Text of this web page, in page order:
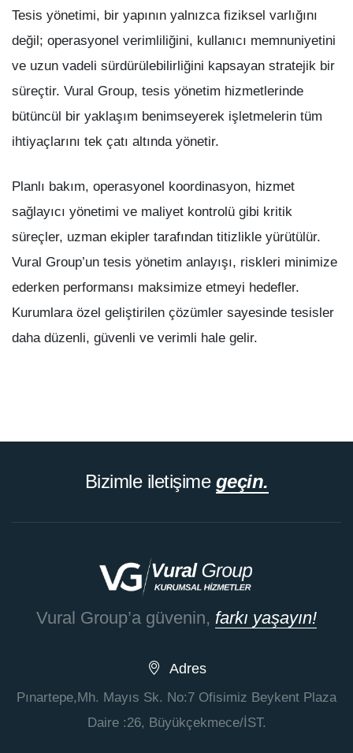
Tesis yönetimi, bir yapının yalnızca fiziksel varlığını
değil; operasyonel verimliliğini, kullanıcı memnuniyetini
ve uzun vadeli sürdürülebilirliğini kapsayan stratejik bir
süreçtir. Vural Group, tesis yönetim hizmetlerinde
bütüncül bir yaklaşım benimseyerek işletmelerin tüm
ihtiyaçlarını tek çatı altında yönetir.
Planlı bakım, operasyonel koordinasyon, hizmet
sağlayıcı yönetimi ve maliyet kontrolü gibi kritik
süreçler, uzman ekipler tarafından titizlikle yürütülür.
Vural Group’un tesis yönetim anlayışı, riskleri minimize
ederken performansı maksimize etmeyi hedefler.
Kurumlara özel geliştirilen çözümler sayesinde tesisler
daha düzenli, güvenli ve verimli hale gelir.
Bizimle iletişime geçin.
Vural Group’a güvenin, farkı yaşayın!
Adres
Pınartepe,Mh. Mayıs Sk. No:7 Ofisimiz Beykent Plaza
Daire :26, Büyükçekmece/İST.